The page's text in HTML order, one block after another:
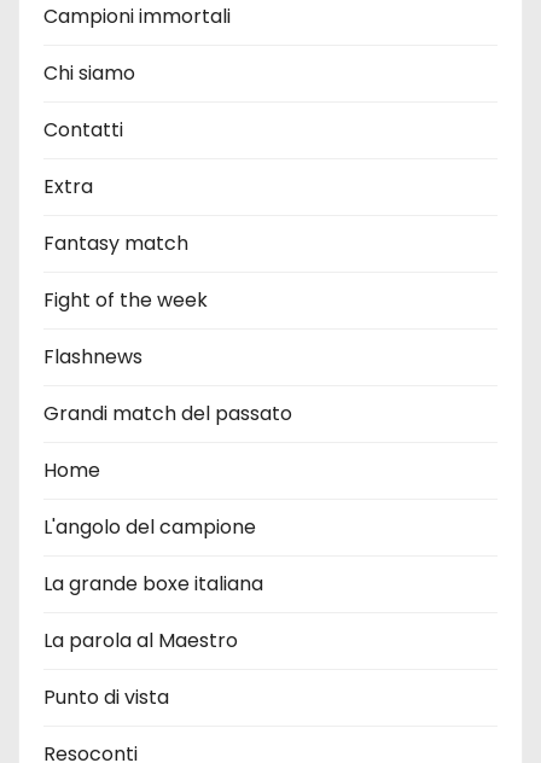
Campioni immortali
Chi siamo
Contatti
Extra
Fantasy match
Fight of the week
Flashnews
Grandi match del passato
Home
L'angolo del campione
La grande boxe italiana
La parola al Maestro
Punto di vista
Resoconti